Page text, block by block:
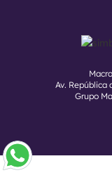
Av. República
Grupo